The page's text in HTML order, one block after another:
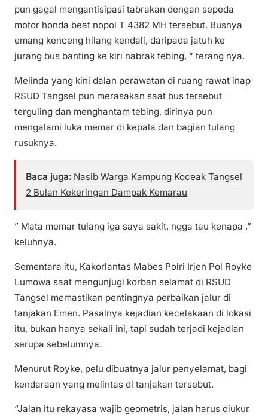
pun gagal mengantisipasi tabrakan dengan sepeda
motor honda beat nopol T 4382 MH tersebut. Busnya
emang kenceng hilang kendali, daripada jatuh ke
jurang bus banting ke kiri nabrak tebing, ” terang nya.
Melinda yang kini dalan perawatan di ruang rawat inap
RSUD Tangsel pun merasakan saat bus tersebut
terguling dan menghantam tebing, dirinya pun
mengalami luka memar di kepala dan bagian tulang
rusuknya.
Baca juga: Nasib Warga Kampung Koceak Tangsel
2 Bulan Kekeringan Dampak Kemarau
” Mata memar tulang iga saya sakit, ngga tau kenapa ,”
keluhnya.
Sementara itu, Kakorlantas Mabes Polri Irjen Pol Royke
Lumowa saat mengunjugi korban selamat di RSUD
Tangsel memastikan pentingnya perbaikan jalur di
tanjakan Emen. Pasalnya kejadian kecelakaan di lokasi
itu, bukan hanya sekali ini, tapi sudah terjadi kejadian
serupa sebelumnya.
Menurut Royke, pelu dibuatnya jalur penyelamat, bagi
kendaraan yang melintas di tanjakan tersebut.
“Jalan itu rekayasa wajib geometris, jalan harus diukur